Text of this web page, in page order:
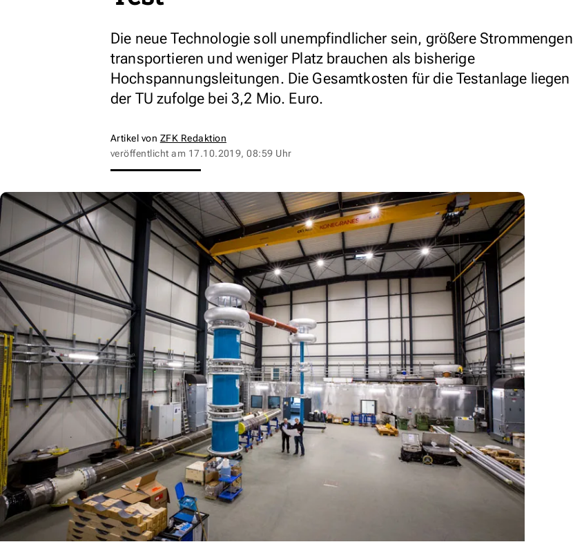
Die neue Technologie soll unempfindlicher sein, größere Strommengen
transportieren und weniger Platz brauchen als bisherige
Hochspannungsleitungen. Die Gesamtkosten für die Testanlage liegen
der TU zufolge bei 3,2 Mio. Euro.
Artikel von ZFK Redaktion
veröffentlicht am 17.10.2019, 08:59 Uhr